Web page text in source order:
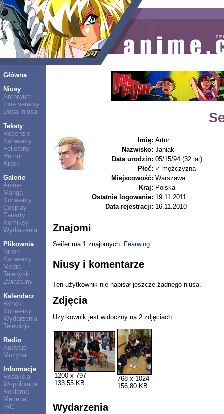
Główna
Niusy
Archiwum
Inne serwisy
Dodaj niusa
Teksty
Recenzje
Konwenty
Felietony
Humor
Kiosk
Galerie
Anime
Manga
Konwenty
Cosplay
Fanarty
Komiksy
Wydarzenia
Plikownia
Nihon
Konwenty
Media
Teledyski
Zwiastuny
Kalendarz
Rynek
Konwenty
Wydarzenia
Telewizja
Radio
Audycje
Muzyka
Informacje
Redakcja
Współpraca
Reklama
Mecenat
IRC
Imię: Artur
Nazwisko: Janiak
Data urodzin: 05/15/94 (32 lat)
Płeć: ♂ mężczyzna
Miejscowość: Warszawa
Kraj: Polska
Ostatnie logowanie: 19.11.2011
Data rejestracji: 16.11.2010
Znajomi
Seifer ma 1 znajomych: Fearwing
Niusy i komentarze
Ten użytkownik nie napisał jeszcze żadnego niusa.
Zdjęcia
Użytkownik jest widoczny na 2 zdjęciach:
1200 x 797
133,55 KB
768 x 1024
156,80 KB
Wydarzenia